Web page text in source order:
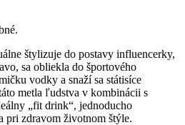
štylizuje do postavy influencerky,
sa obliekla do športového
vodky a snaží sa státisíce
metla ľudstva v kombinácii s
„fit drink“, jednoducho
pri zdravom životnom štýle.